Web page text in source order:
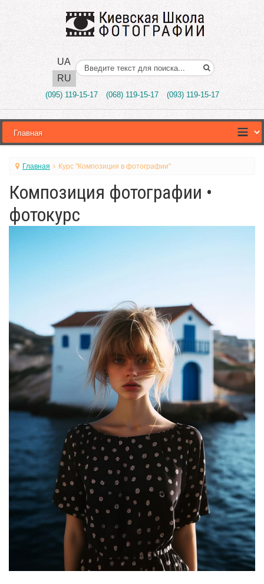
UA
RU
Поиск..
(095) 119-15-17 (068) 119-15-17 (093) 119-15-17
Главная Курс "Композиция в фотографии"
Композиция фотографии •
фотокурс